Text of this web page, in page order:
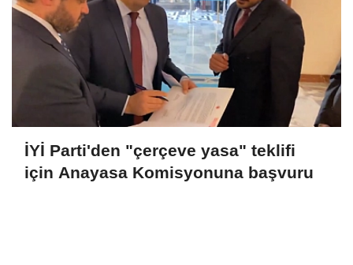
İYİ Parti'den "çerçeve yasa" teklifi
için Anayasa Komisyonuna başvuru